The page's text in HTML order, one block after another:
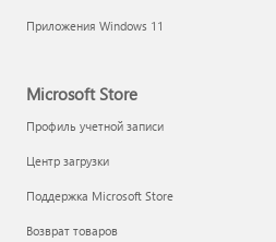
Приложения Windows 11
Microsoft Store
Профиль учетной записи
Центр загрузки
Поддержка Microsoft Store
Возврат товаров